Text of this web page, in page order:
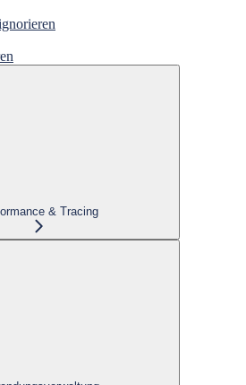
& Tracing